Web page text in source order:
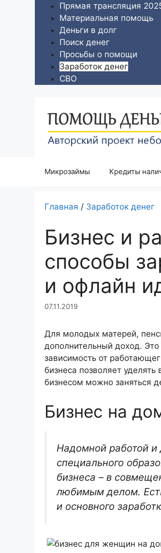
содержимому
Прямая трансляция
Материальная помощь
Деньги в долг
Поиск денег
Просьбы о помощи
Заработок денег
СВО
Микрозаймы Кредиты
Главная / Заработок денег
Бизнес и
способы
и офлайн
07.11.2019
Для молодых матерей,
дополнительный доход.
зависимость от
бизнеса позволяет
бизнесом можно заняться
Бизнес на
Надомной работой
специального
бизнеса – в
любимым делом.
и основного